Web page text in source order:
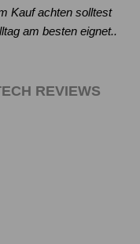
Kauf achten solltest
am besten eignet..
REVIEWS